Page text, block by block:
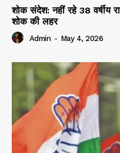
शोक संदेश: नहीं रहे 38 वर्षीय
शोक की लहर
Admin - May 4, 2026